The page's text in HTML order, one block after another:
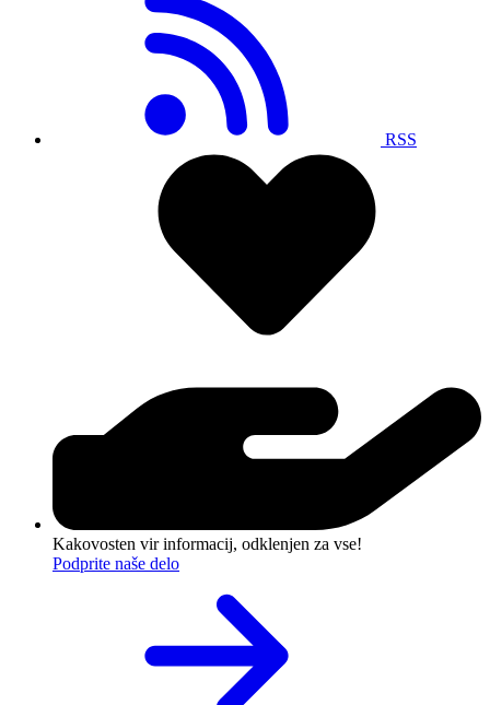
RSS
Kakovosten vir informacij, odklenjen za vse!
Podprite naše delo